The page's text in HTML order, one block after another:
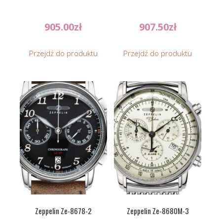
905.00zł
Przejdź do produktu
907.50zł
Przejdź do produktu
Zeppelin Ze-8678-2 Zeppelin Ze-8680M-3